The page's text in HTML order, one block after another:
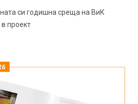
си годишна среща на ВиК
проект